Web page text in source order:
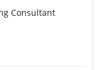
Consultant